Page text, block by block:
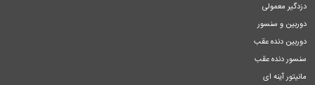
دزدگیر معمولی
دوربین و سنسور
دوربین دنده عقب
سنسور دنده عقب
مانیتور آینه ای